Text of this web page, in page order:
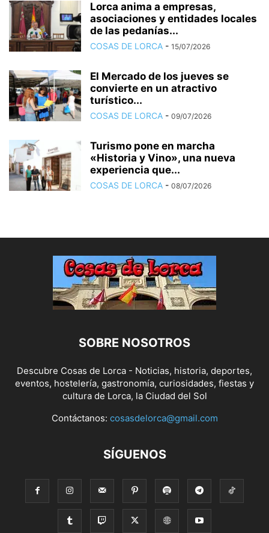
Lorca anima a empresas,
asociaciones y entidades locales
de las pedanías...
COSAS DE LORCA - 15/07/2026
El Mercado de los jueves se
convierte en un atractivo
turístico...
COSAS DE LORCA - 09/07/2026
Turismo pone en marcha
«Historia y Vino», una nueva
experiencia que...
COSAS DE LORCA - 08/07/2026
SOBRE NOSOTROS
Descubre Cosas de Lorca - Noticias, historia, deportes,
eventos, hostelería, gastronomía, curiosidades, fiestas y
cultura de Lorca, la Ciudad del Sol
Contáctanos: cosasdelorca@gmail.com
SÍGUENOS